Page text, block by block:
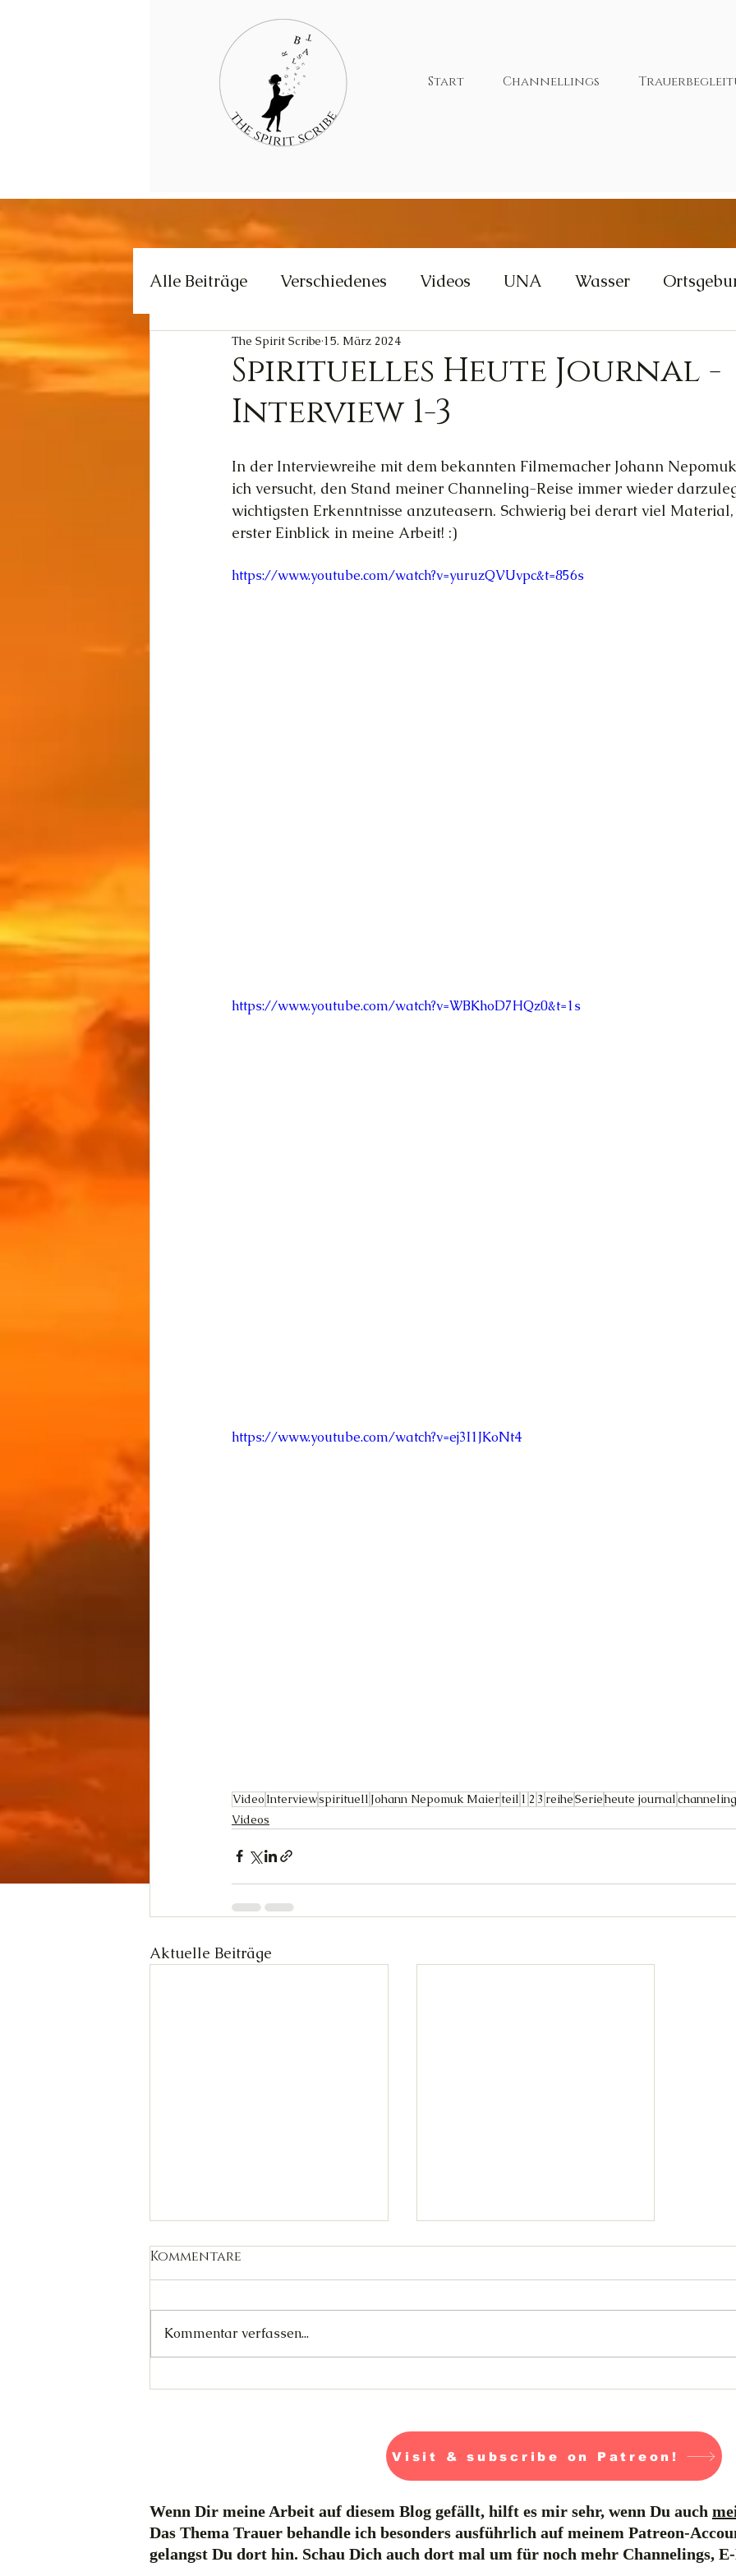
Start Channellings
Alle Beiträge Verschiedenes Videos UNA Wasser
Kommunikation Kreativität
Cernunnos Trauer
Der Lichtschmied Ortsgebundene Götter
Gast-Fragen von Live-Channelings
Spirituelles Heute Journal -
Interview 1-3
The Spirit Scribe 15. März 2024
In der Interviewreihe mit dem bekannten Filmemacher Johann
ich versucht, den Stand meiner Channeling-Reise immer wieder
wichtigsten Erkenntnisse anzuteasern. Schwierig bei derart viel
erster Einblick in meine Arbeit! :)
https://www.youtube.com/watch?v=yuruzQVUvpc&t=856s
https://www.youtube.com/watch?v=WBKhoD7HQz0&t=1s
https://www.youtube.com/watch?v=ej3I1JKoNt4
Video Interviewspirituell Johann Nepomuk Maierteil 1 2 3 reiheSerieheute journalchanneling
Videos
Aktuelle Beiträge
Kommentare
Kommentar verfassen...
Visit & subscribe on Patreon!
Wenn Dir meine Arbeit auf diesem Blog gefällt, hilft es mir sehr, wenn Du auch
Das Thema Trauer behandle ich besonders ausführlich auf meinem Patreon-
gelangst Du dort hin. Schau Dich auch dort mal um für noch mehr Channelings,